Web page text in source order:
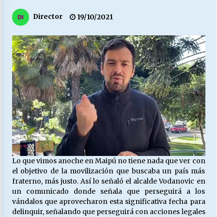
“ORGULLOSOS DE SER DC” SALUDA EL
27/07/2026
MUNICIPALIDAD, TRABAJADORES, CLIMA
LABORAL:
13/07/2026
Escuela hospitalaria El Carmen de Maipu.
25/06/2026
¿Qué habrían dicho?
23/06/2026
VOLVER A SER ALTERNATIVA
16/06/2026
Director 19/10/2021
Lo que vimos anoche en Maipú no tiene nada que ver con
el objetivo de la movilización que buscaba un país más
fraterno, más justo. Así lo señaló el alcalde Vodanovic en
un comunicado donde señala que perseguirá a los
vándalos que aprovecharon esta significativa fecha para
delinquir, señalando que perseguirá con acciones legales